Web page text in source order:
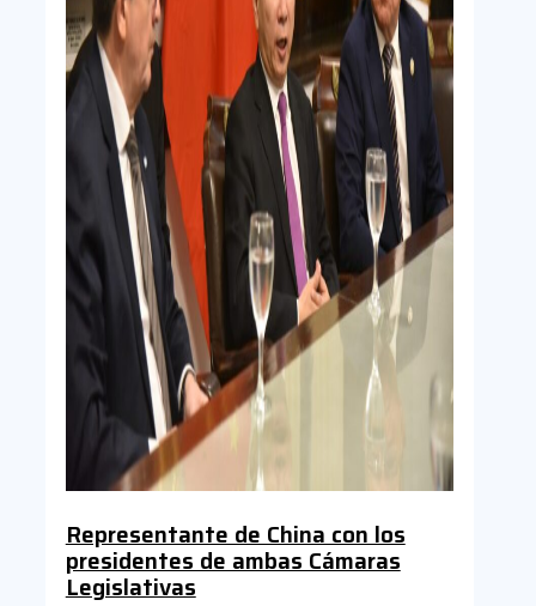
Representante de China con los
presidentes de ambas Cámaras
Legislativas